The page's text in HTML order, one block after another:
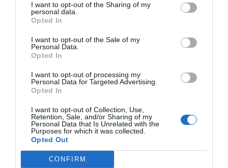
I want to opt-out of the Sharing of my
personal data.
Opted In
I want to opt-out of the Sale of my
Personal Data.
Opted In
I want to opt-out of processing my
Personal Data for Targeted Advertising.
Opted In
I want to opt-out of Collection, Use,
Retention, Sale, and/or Sharing of my
Personal Data that Is Unrelated with the
Purposes for which it was collected.
Opted Out
CONFIRM